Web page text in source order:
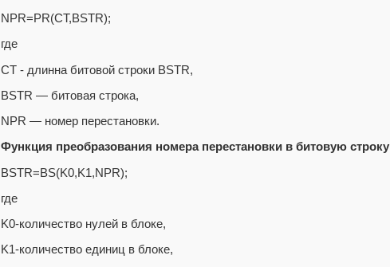
NPR=PR(CT,BSTR);
где
CT - длинна битовой строки BSTR,
BSTR — битовая строка,
NPR — номер перестановки.
Функция преобразования номера перестановки в битовую строку
BSTR=BS(K0,K1,NPR);
где
K0-количество нулей в блоке,
K1-количество единиц в блоке,